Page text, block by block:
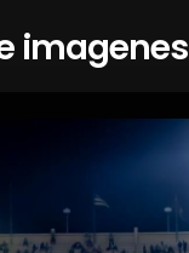
imagenes